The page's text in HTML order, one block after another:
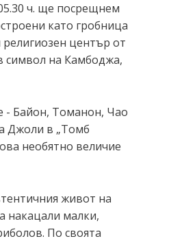
ч. ще посрещнем
като гробница
център от
символ на Камбоджа,
- Байон, Томанон, Чао
Джоли в „Томб
необятно величие
живот на
накацали малки,
По своята